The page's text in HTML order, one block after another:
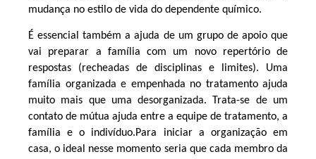
mudança no estilo de vida do dependente químico.
É essencial também a ajuda de um grupo de apoio que
vai preparar a família com um novo repertório de
respostas (recheadas de disciplinas e limites). Uma
família organizada e empenhada no tratamento ajuda
muito mais que uma desorganizada. Trata-se de um
contato de mútua ajuda entre a equipe de tratamento, a
família e o indivíduo.Para iniciar a organização em
casa, o ideal nesse momento seria que cada membro da